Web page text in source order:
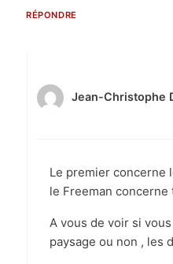
RÉPONDRE
Jean-Christophe
Le premier concerne
le Freeman
A vous de voir si
paysage ou non , les